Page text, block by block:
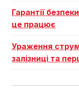
Гарантії
це працює
Ураження
залізниці та